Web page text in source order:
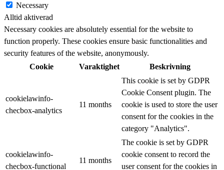
Necessary
Alltid aktiverad
Necessary cookies are absolutely essential for the website to
function properly. These cookies ensure basic functionalities and
security features of the website, anonymously.
Cookie
Varaktighet Beskrivning
cookielawinfo-
checbox-analytics
11 months
This cookie is set by GDPR
Cookie Consent plugin. The
cookie is used to store the user
consent for the cookies in the
category "Analytics".
cookielawinfo-
checbox-functional
11 months
The cookie is set by GDPR
cookie consent to record the
user consent for the cookies in